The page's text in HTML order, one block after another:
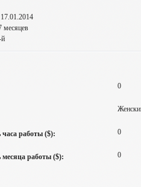
17.01.2014
месяцев
0
работы ($): 0
месяца работы ($): 0